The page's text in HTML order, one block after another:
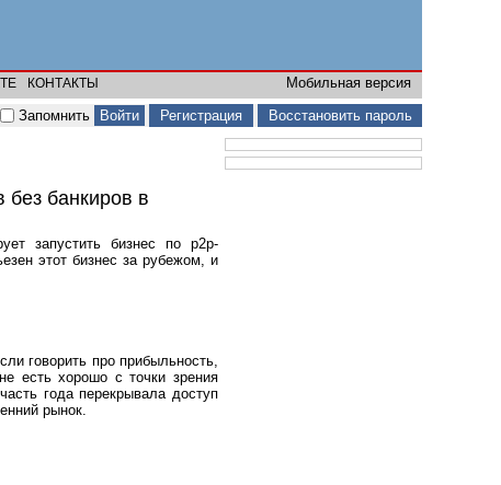
КОНТАКТЫ
Мобильная версия
Запомнить Регистрация Восстановить пароль
без банкиров в
запустить бизнес по p2p-
этот бизнес за рубежом, и
говорить про прибыльность,
есть хорошо с точки зрения
года перекрывала доступ
рынок.